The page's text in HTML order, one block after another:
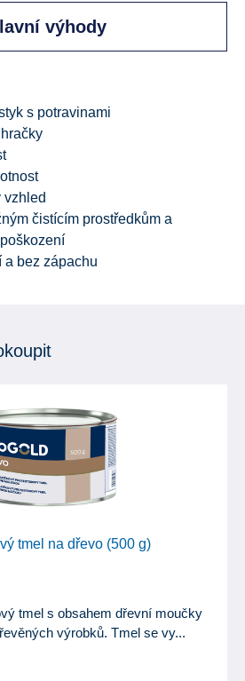
výhody
s potravinami
vzhled
čistícím prostředkům a
a bez zápachu
tmel na dřevo (500 g)
tmel s obsahem dřevní moučky
výrobků. Tmel se vy...